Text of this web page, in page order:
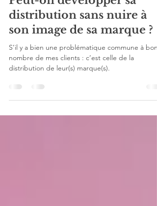
3 mars 2025
2 min de lecture
Peut-on développer sa
distribution sans nuire à
son image de sa marque ?
S’il y a bien une problématique commune à bon
distribution de leur(s) marque(s).